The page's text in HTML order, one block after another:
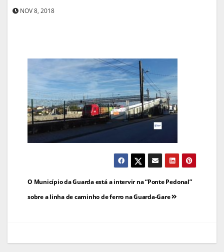
NOV 8, 2018
Navegação
de
O Município da Guarda está a intervir na “Ponte Pedonal”
sobre a linha de caminho de ferro na Guarda-Gare